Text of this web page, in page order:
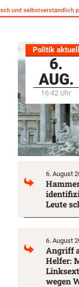
Politik aktuell
6.
AUG.
16:42 Uhr
Alle
6. August
Leute
6. August
Angriff
Helfer:
wegen